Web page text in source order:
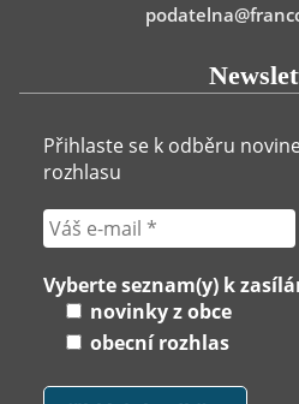
Přihlaste se k odběru
rozhlasu
Vyberte seznam(y) k
novinky z obce
obecní rozhlas